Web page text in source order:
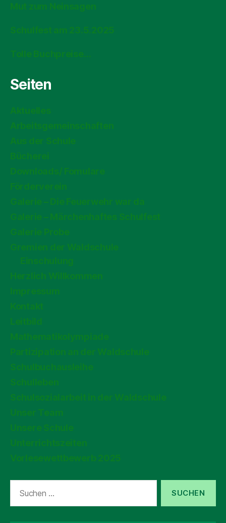
Mut zum Neinsagen
Schulfest am 23.5.2025
Tolle Buchpreise…
Seiten
Aktuelles
Arbeitsgemeinschaften
Aus der Schule
Bücherei
Downloads/ Fomulare
Förderverein
Galerie – Die Feuerwehr war da
Galerie – Märchenhaftes Schulfest
Galerie Probe
Gremien der Waldschule
Einschulung
Herzlich Willkommen
Impressum
Kontakt
Leitbild
Mathematikolympiade
Partizipation an der Waldschule
Schulbuchausleihe
Schulleben
Schulsozialarbeit in der Waldschule
Unser Team
Unsere Schule
Unterrichtszeiten
Vorlesewettbewerb 2025
nach: